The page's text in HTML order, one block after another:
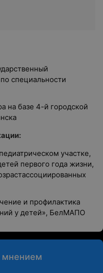
специальности
на базе 4-й городской
участке,
первого года жизни,
и профилактика
у детей», БелМАПО
мнением